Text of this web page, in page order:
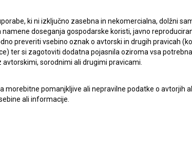
ki ni izključno zasebna in nekomercialna, dolžni
doseganja gospodarske koristi, javno
preveriti vsebino oznak o avtorski in drugih pravicah
ter si zagotoviti dodatna pojasnila oziroma vsa
sorodnimi ali drugimi pravicami.
morebitne pomanjkljive ali nepravilne podatke o avtorjih
ali informacije.